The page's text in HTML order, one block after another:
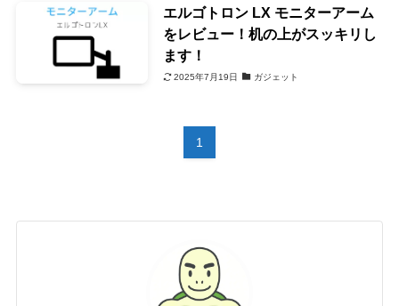
エルゴトロン LX モニターアーム
をレビュー！机の上がスッキリし
ます！
2025年7月19日 ガジェット
1